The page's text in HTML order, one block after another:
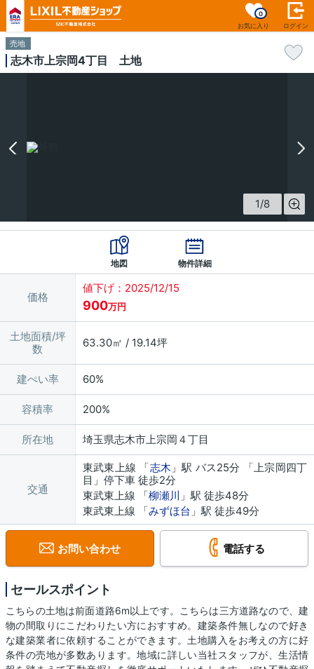
お気に入り
0
ログイン
売地
志木市上宗岡4丁目 土地
1/8
地図 物件詳細
価格
値下げ：2025/12/15
900万円
土地面積/坪
数
63.30㎡ / 19.14坪
建ぺい率 60%
容積率 200%
所在地 埼玉県志木市上宗岡４丁目
交通
東武東上線 「志木 」駅 バス25分 「上宗岡四丁
目」停下車 徒歩2分
東武東上線 「柳瀬川 」駅 徒歩48分
東武東上線 「みずほ台 」駅 徒歩49分
お問い合わせ 電話する
セールスポイント
こちらの土地は前面道路6m以上です。こちらは三方道路なので、建
物の間取りにこだわりたい方におすすめ。建築条件無しなので好き
な建築業者に依頼することができます。土地購入をお考えの方に好
条件の売地が多数あります。地域に詳しい当社スタッフが、生活情